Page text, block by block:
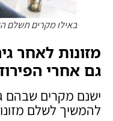
באילו מקרים תשלם
מזונות לאחר
גם אחרי
ישנם מקרים שבהם
להמשיך לשלם